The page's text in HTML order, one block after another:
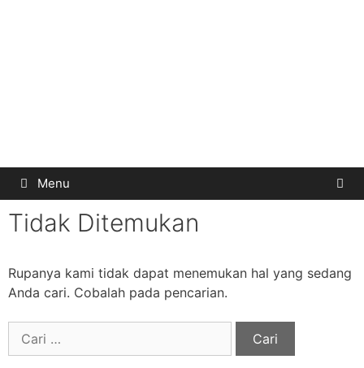
Menu
Tidak Ditemukan
Rupanya kami tidak dapat menemukan hal yang sedang
Anda cari. Cobalah pada pencarian.